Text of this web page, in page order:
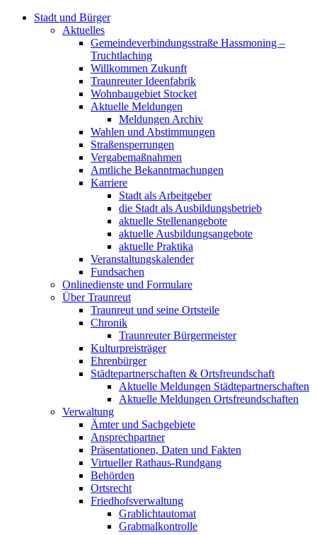
Stadt und Bürger
Aktuelles
Gemeindeverbindungsstraße Hassmoning –
Truchtlaching
Willkommen Zukunft
Traunreuter Ideenfabrik
Wohnbaugebiet Stocket
Aktuelle Meldungen
Meldungen Archiv
Wahlen und Abstimmungen
Straßensperrungen
Vergabemaßnahmen
Amtliche Bekanntmachungen
Karriere
Stadt als Arbeitgeber
die Stadt als Ausbildungsbetrieb
aktuelle Stellenangebote
aktuelle Ausbildungsangebote
aktuelle Praktika
Veranstaltungskalender
Fundsachen
Onlinedienste und Formulare
Über Traunreut
Traunreut und seine Ortsteile
Chronik
Traunreuter Bürgermeister
Kulturpreisträger
Ehrenbürger
Städtepartnerschaften & Ortsfreundschaft
Aktuelle Meldungen Städtepartnerschaften
Aktuelle Meldungen Ortsfreundschaften
Verwaltung
Ämter und Sachgebiete
Ansprechpartner
Präsentationen, Daten und Fakten
Virtueller Rathaus-Rundgang
Behörden
Ortsrecht
Friedhofsverwaltung
Grablichtautomat
Grabmalkontrolle